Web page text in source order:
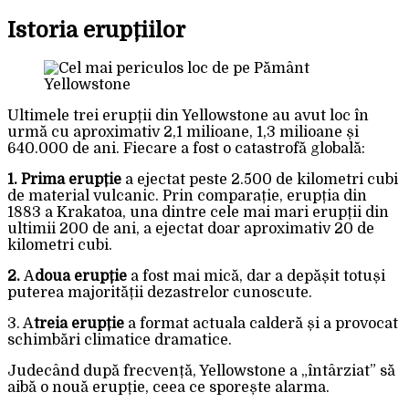
Istoria erupțiilor
Yellowstone
Ultimele trei erupții din Yellowstone au avut loc în
urmă cu aproximativ 2,1 milioane, 1,3 milioane și
640.000 de ani. Fiecare a fost o catastrofă globală:
1. Prima erupție a ejectat peste 2.500 de kilometri cubi
de material vulcanic. Prin comparație, erupția din
1883 a Krakatoa, una dintre cele mai mari erupții din
ultimii 200 de ani, a ejectat doar aproximativ 20 de
kilometri cubi.
2. Adoua erupție a fost mai mică, dar a depășit totuși
puterea majorității dezastrelor cunoscute.
3. Atreia erupție a format actuala calderă și a provocat
schimbări climatice dramatice.
Judecând după frecvență, Yellowstone a „întârziat” să
aibă o nouă erupție, ceea ce sporește alarma.